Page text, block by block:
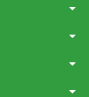
arrow_drop_down
arrow_drop_down
arrow_drop_down
arrow_drop_down